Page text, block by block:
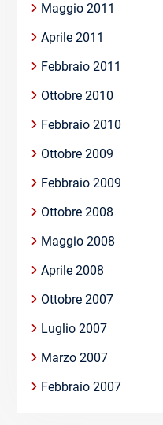
Maggio 2011
Aprile 2011
Febbraio 2011
Ottobre 2010
Febbraio 2010
Ottobre 2009
Febbraio 2009
Ottobre 2008
Maggio 2008
Aprile 2008
Ottobre 2007
Luglio 2007
Marzo 2007
Febbraio 2007